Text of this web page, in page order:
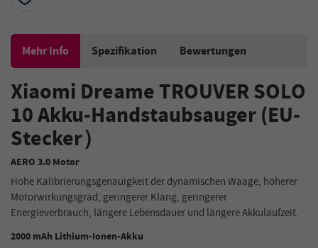
Mehr Info Spezifikation Bewertungen
Xiaomi Dreame TROUVER SOLO
10 Akku-Handstaubsauger (EU-
Stecker）
AERO 3.0 Motor
Hohe Kalibrierungsgenauigkeit der dynamischen Waage, höherer
Motorwirkungsgrad, geringerer Klang, geringerer
Energieverbrauch, längere Lebensdauer und längere Akkulaufzeit.
2000 mAh Lithium-Ionen-Akku